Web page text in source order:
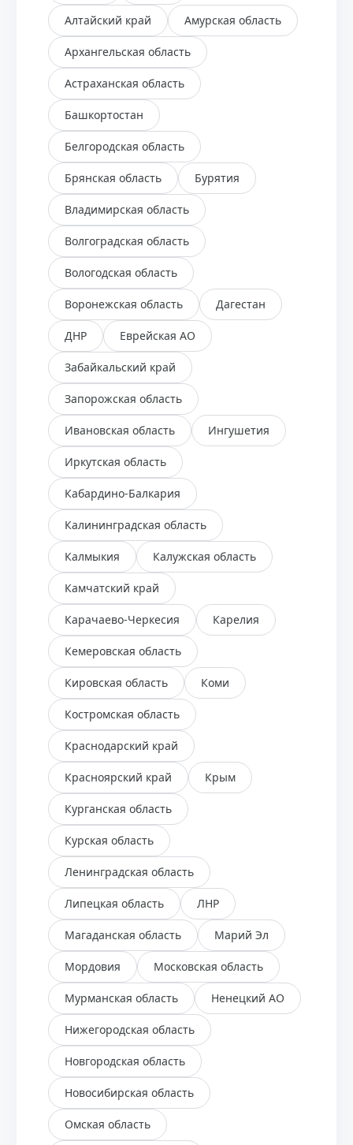
Алтайский край Амурская область
Архангельская область
Астраханская область
Башкортостан
Белгородская область
Брянская область Бурятия
Владимирская область
Волгоградская область
Вологодская область
Воронежская область Дагестан
ДНР Еврейская АО
Забайкальский край
Запорожская область
Ивановская область Ингушетия
Иркутская область
Кабардино-Балкария
Калининградская область
Калмыкия Калужская область
Камчатский край
Карачаево-Черкесия Карелия
Кемеровская область
Кировская область Коми
Костромская область
Краснодарский край
Красноярский край Крым
Курганская область
Курская область
Ленинградская область
Липецкая область ЛНР
Магаданская область Марий Эл
Мордовия Московская область
Мурманская область Ненецкий АО
Нижегородская область
Новгородская область
Новосибирская область
Омская область